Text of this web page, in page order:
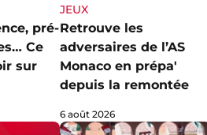
pré-
Ce
sur
JEUX
Retrouve les
adversaires de l’AS
Monaco en prépa'
depuis la remontée
6 août 2026